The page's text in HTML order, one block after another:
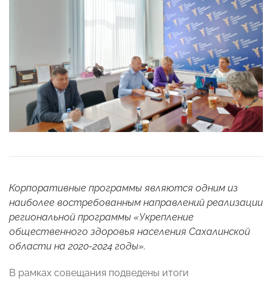
Корпоративные программы являются одним из
наиболее востребованным направлений реализации
региональной программы «Укрепление
общественного здоровья населения Сахалинской
области на 2020-2024 годы».
В рамках совещания подведены итоги